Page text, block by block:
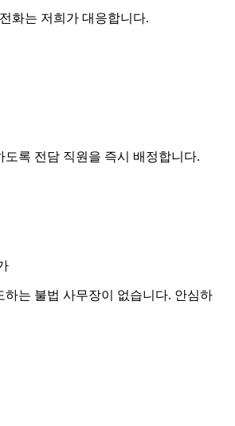
화는 저희가 대응합니다.
도록 전담 직원을 즉시 배정합니다.
하는 불법 사무장이 없습니다. 안심하